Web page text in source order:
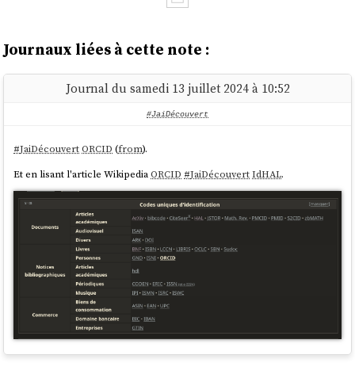
Journaux liées à cette note :
Journal du samedi 13 juillet 2024 à 10:52
#JaiDécouvert
#JaiDécouvert ORCID (from).
Et en lisant l'article WikipediaORCID #JaiDécouvert IdHAL.